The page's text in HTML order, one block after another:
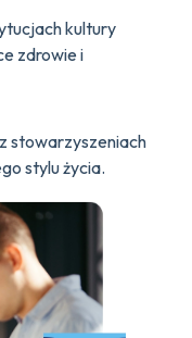
kultury
zdrowie i
stowarzyszeniach
stylu życia.